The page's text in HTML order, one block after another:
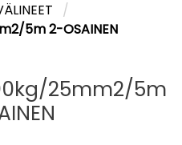
5m 2-OSAINEN
25mm2/5m